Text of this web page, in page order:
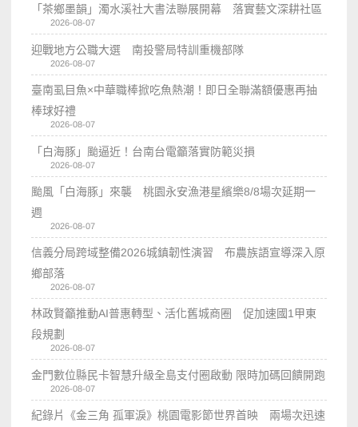
「茶鄉墨韻」濁水溪社大書法聯展開幕 落實藝文深耕社區
2026-08-07
迎戰地方公職大選 南投警局特訓重機部隊
2026-08-07
臺南虱目魚×中華職棒掀吃魚熱潮！即日全聯滿額優惠再抽
棒球好禮
2026-08-07
「白海豚」颱逼近！台南台電籲落實防範災損
2026-08-07
颱風「白海豚」來襲 桃園永安漁港星繽樂8/8場次延期一
週
2026-08-07
信義分局跨域整備2026城鎮韌性演習 布農族語宣導深入原
鄉部落
2026-08-07
林政賢籲推動AI普惠轉型、活化舊城商圈 促加速國1甲東
段規劃
2026-08-07
金門數位縣民卡智慧升級全島支付圈啟動 限時加碼回饋開跑
2026-08-07
紀錄片《金三角 孤軍淚》桃園電影節世界首映 兩場次迅速